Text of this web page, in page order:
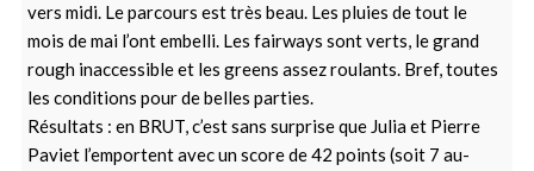
vers midi. Le parcours est très beau. Les pluies de tout le
mois de mai l’ont embelli. Les fairways sont verts, le grand
rough inaccessible et les greens assez roulants. Bref, toutes
les conditions pour de belles parties.
Résultats : en BRUT, c’est sans surprise que Julia et Pierre
Paviet l’emportent avec un score de 42 points (soit 7 au-